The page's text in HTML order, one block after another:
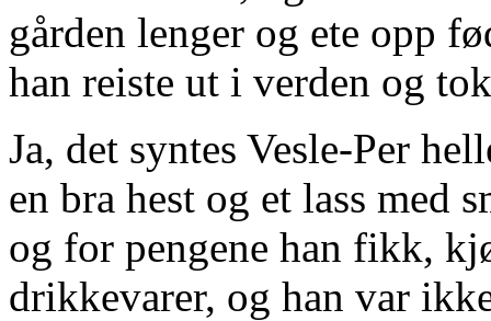
gården lenger og ete opp
han reiste ut i verden og
Ja, det syntes Vesle-Per
en bra hest og et lass med
og for pengene han fikk,
drikkevarer, og han var